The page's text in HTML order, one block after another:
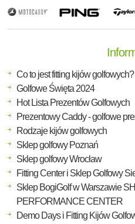
Co to jest fitting kijów golfowych?
Golfowe Święta 2024
Hot Lista Prezentów Golfowych
Prezentowy Caddy - golfowe
Rodzaje kijów golfowych
Sklep golfowy Poznań
Sklep golfowy Wrocław
Fitting Center i Sklep Golfowy
Sklep BogiGolf w Warszawie
PERFORMANCE CENTER
Demo Days i Fitting Kijów